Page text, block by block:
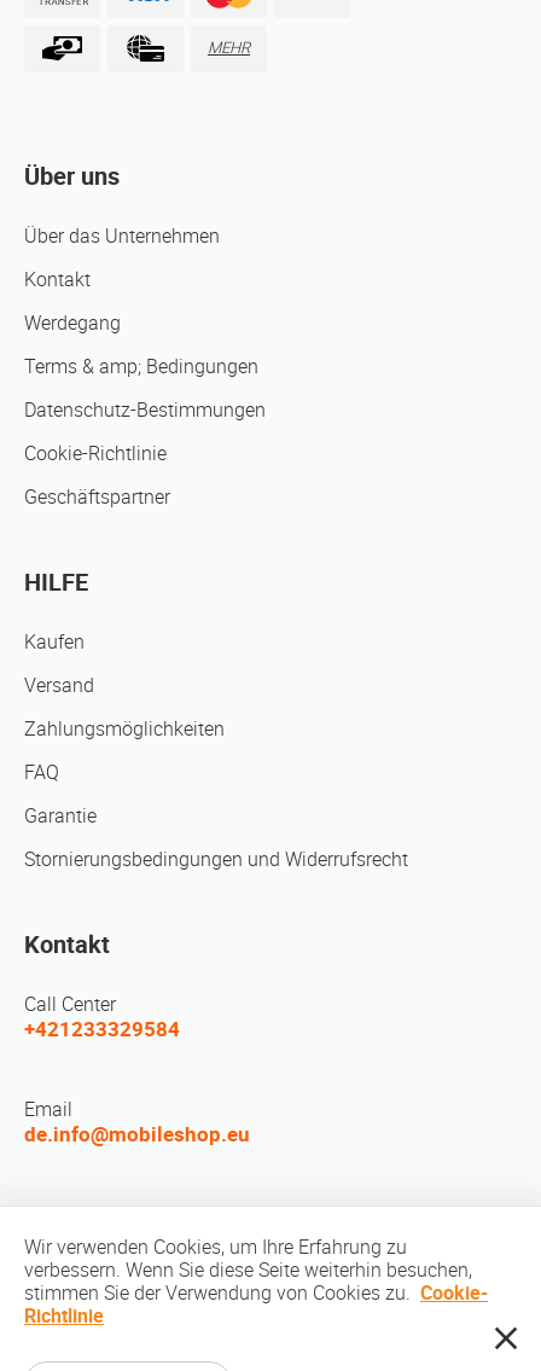
MEHR
Über uns
Über das Unternehmen
Kontakt
Werdegang
Terms & amp; Bedingungen
Datenschutz-Bestimmungen
Cookie-Richtlinie
Geschäftspartner
HILFE
Kaufen
Versand
Zahlungsmöglichkeiten
FAQ
Garantie
Stornierungsbedingungen und Widerrufsrecht
Kontakt
Call Center
+421233329584
Email
de.info@mobileshop.eu
Wir verwenden Cookies, um Ihre Erfahrung zu
verbessern. Wenn Sie diese Seite weiterhin besuchen,
stimmen Sie der Verwendung von Cookies zu. Cookie-
Richtlinie